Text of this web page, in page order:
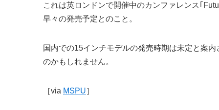
これは英ロンドンで開催中のカンファレンス｢
早々の発売予定とのこと。
国内での15インチモデルの発売時期は未定と案
のかもしれません。
［via MSPU］